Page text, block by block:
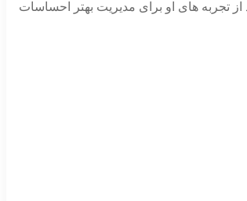
تجربه‌ های او برای مدیریت بهتر احساسات